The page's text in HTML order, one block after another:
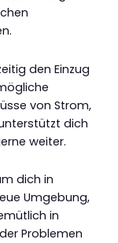
den Einzug
von Strom,
dich
weiter.
dich in
Umgebung,
in
Problemen